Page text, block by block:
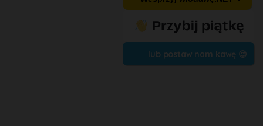
lub postaw nam kawę 😍